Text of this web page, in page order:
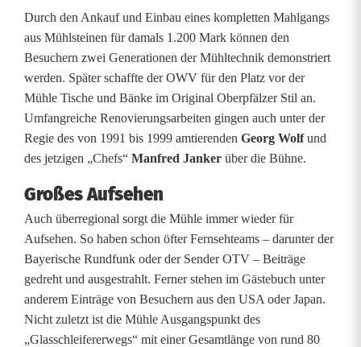
Durch den Ankauf und Einbau eines kompletten Mahlgangs
aus Mühlsteinen für damals 1.200 Mark können den
Besuchern zwei Generationen der Mühltechnik demonstriert
werden. Später schaffte der OWV für den Platz vor der
Mühle Tische und Bänke im Original Oberpfälzer Stil an.
Umfangreiche Renovierungsarbeiten gingen auch unter der
Regie des von 1991 bis 1999 amtierenden Georg Wolfund
des jetzigen „Chefs“ Manfred Janker über die Bühne.
Großes Aufsehen
Auch überregional sorgt die Mühle immer wieder für
Aufsehen. So haben schon öfter Fernsehteams – darunter der
Bayerische Rundfunk oder der Sender OTV – Beiträge
gedreht und ausgestrahlt. Ferner stehen im Gästebuch unter
anderem Einträge von Besuchern aus den USA oder Japan.
Nicht zuletzt ist die Mühle Ausgangspunkt des
„Glasschleifererwegs“ mit einer Gesamtlänge von rund 80